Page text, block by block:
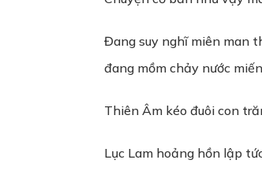
Đang suy nghĩ miên man
đang mồm chảy nước
Thiên Âm kéo đuôi con
Lục Lam hoảng hồn lập